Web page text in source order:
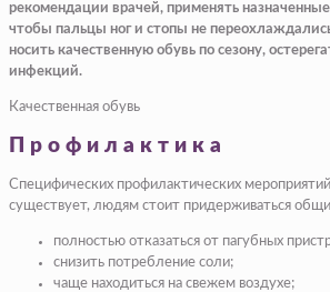
рекомендации врачей, применять
чтобы пальцы ног и стопы не
носить качественную обувь по сезону,
инфекций.
Качественная обувь
Профилактика
Специфических профилактических
существует, людям стоит придерживаться
полностью отказаться от пагубных
снизить потребление соли;
чаще находиться на свежем воздухе;